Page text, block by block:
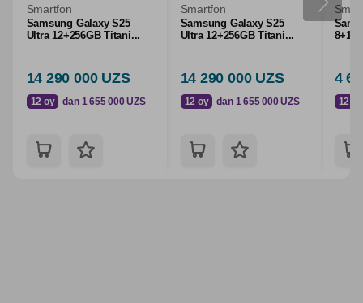
Smartfon
Samsung Galaxy S25
Ultra 12+256GB Titani...
14 290 000 UZS
12 oy dan 1 655 000 UZS
Smartfon
Samsung Galaxy S25
Ultra 12+256GB Titani...
14 290 000 UZS
12 oy dan 1 655 000 UZS
4
12 oy